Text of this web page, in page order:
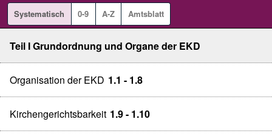
Systematisch 0-9 A-Z Amtsblatt
Teil I Grundordnung und Organe der EKD
Organisation der EKD 1.1 - 1.8
Kirchengerichtsbarkeit 1.9 - 1.10